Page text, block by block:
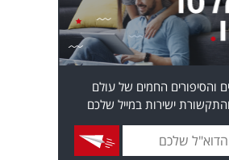
והסיפורים החמים של עולם
ישירות במייל שלכם